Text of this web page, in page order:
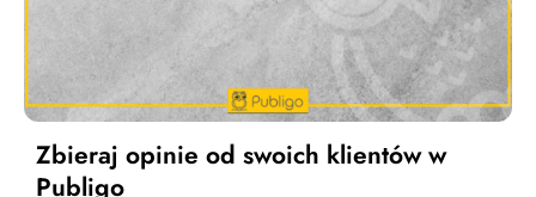
Zbieraj opinie od swoich klientów w
Publigo